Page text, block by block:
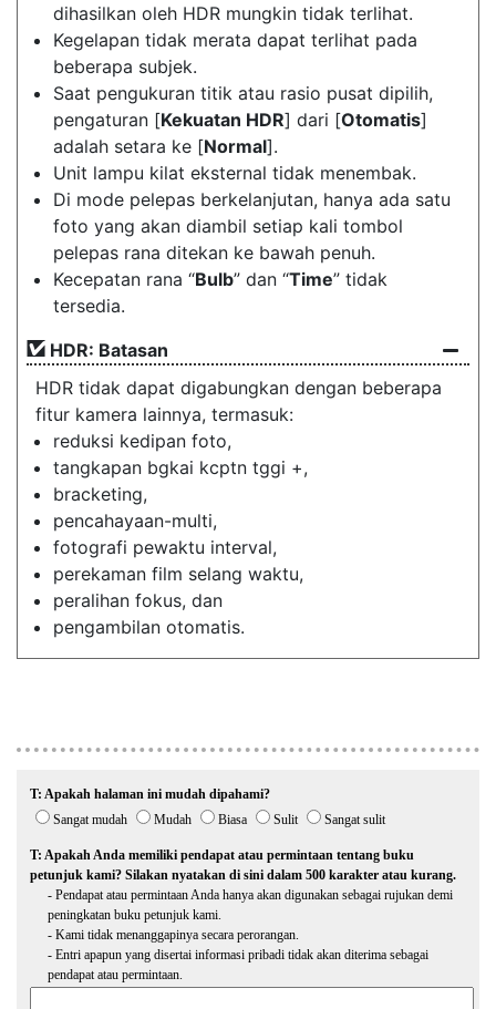
dihasilkan oleh HDR mungkin tidak terlihat.
Kegelapan tidak merata dapat terlihat pada
beberapa subjek.
Saat pengukuran titik atau rasio pusat dipilih,
pengaturan [Kekuatan HDR] dari [Otomatis]
adalah setara ke [Normal].
Unit lampu kilat eksternal tidak menembak.
Di mode pelepas berkelanjutan, hanya ada satu
foto yang akan diambil setiap kali tombol
pelepas rana ditekan ke bawah penuh.
Kecepatan rana “Bulb” dan “Time” tidak
tersedia.
HDR: Batasan
HDR tidak dapat digabungkan dengan beberapa
fitur kamera lainnya, termasuk:
reduksi kedipan foto,
tangkapan bgkai kcptn tggi +,
bracketing,
pencahayaan-multi,
fotografi pewaktu interval,
perekaman film selang waktu,
peralihan fokus, dan
pengambilan otomatis.